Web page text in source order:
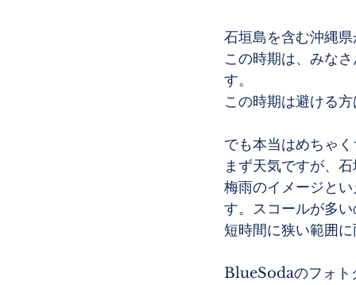
石垣島を含む沖縄
この時期は、みな
す。
この時期は避ける
でも本当はめちゃ
まず天気ですが、
梅雨のイメージと
す。スコールが多
短時間に狭い範囲
BlueSodaのフォト